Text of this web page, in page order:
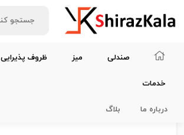
صندلی میز ظروف پذیرایی
خدمات
درباره ما بلاگ
خانه تجهیزات صوتی، تصویری و نورپردازی